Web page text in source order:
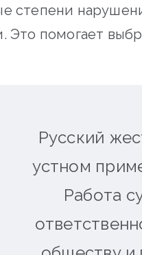
степени
Это помогает
Русский
устном
Работа